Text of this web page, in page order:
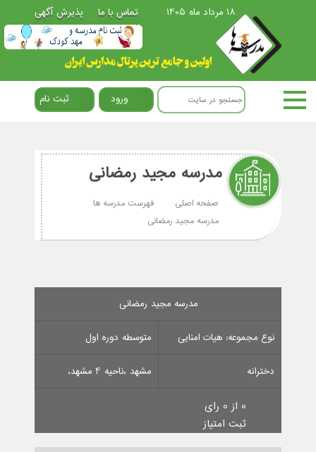
18 مرداد ماه 1405 تماس با ما پذیرش آگهی
ورود ثبت نام
مدرسه مجید رمضانی
صفحه اصلی
فهرست مدرسه ها
مدرسه مجید رمضانی
مدرسه مجید رمضانی
نوع مجموعه: هیات امنایی متوسطه دوره اول
دخترانه مشهد ،ناحیه 4 مشهد،
0 از 0 رای
ثبت امتیاز